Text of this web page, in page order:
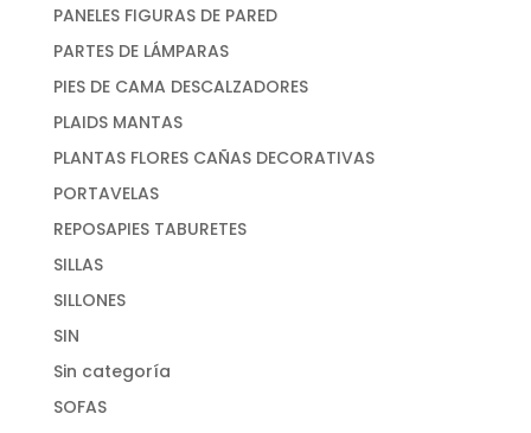
PANELES FIGURAS DE PARED
PARTES DE LÁMPARAS
PIES DE CAMA DESCALZADORES
PLAIDS MANTAS
PLANTAS FLORES CAÑAS DECORATIVAS
PORTAVELAS
REPOSAPIES TABURETES
SILLAS
SILLONES
SIN
Sin categoría
SOFAS